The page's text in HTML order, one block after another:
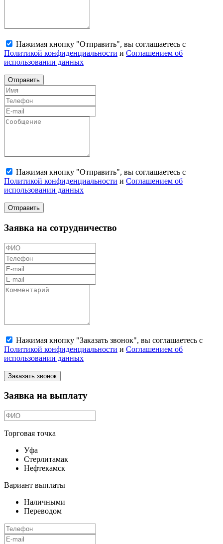
Нажимая кнопку "Отправить", вы соглашаетесь с
Политикой конфиденциальности и Соглашением об
использовании данных
Отправить
Нажимая кнопку "Отправить", вы соглашаетесь с
Политикой конфиденциальности и Соглашением об
использовании данных
Отправить
Заявка на сотрудничество
Нажимая кнопку "Заказать звонок", вы соглашаетесь с
Политикой конфиденциальности и Соглашением об
использовании данных
Заказать звонок
Заявка на выплату
Торговая точка
Уфа
Стерлитамак
Нефтекамск
Вариант выплаты
Наличными
Переводом